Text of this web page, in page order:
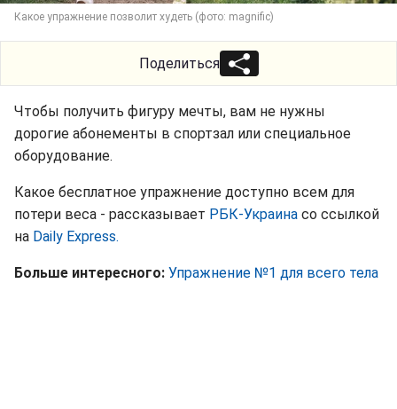
Какое упражнение позволит худеть (фото: magnific)
Поделиться
Чтобы получить фигуру мечты, вам не нужны
дорогие абонементы в спортзал или специальное
оборудование.
Какое бесплатное упражнение доступно всем для
потери веса - рассказывает РБК-Украина со ссылкой
на Daily Express.
Больше интересного: Упражнение №1 для всего тела